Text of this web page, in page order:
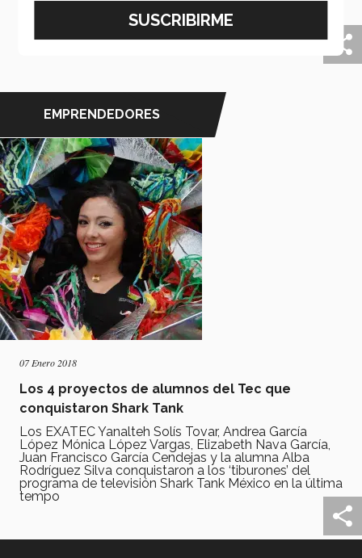
abran las barreras de consumo que existen en nuestro
EMPRENDEDORES
07 Enero 2018
Los 4 proyectos de alumnos del Tec que
conquistaron Shark Tank
Los EXATEC Yanalteh Solís Tovar, Andrea García
López Mónica López Vargas, Elizabeth Nava García,
Juan Francisco García Cendejas y la alumna Alba
Rodríguez Silva conquistaron a los ‘tiburones’ del
programa de televisión Shark Tank México en la última
tempo